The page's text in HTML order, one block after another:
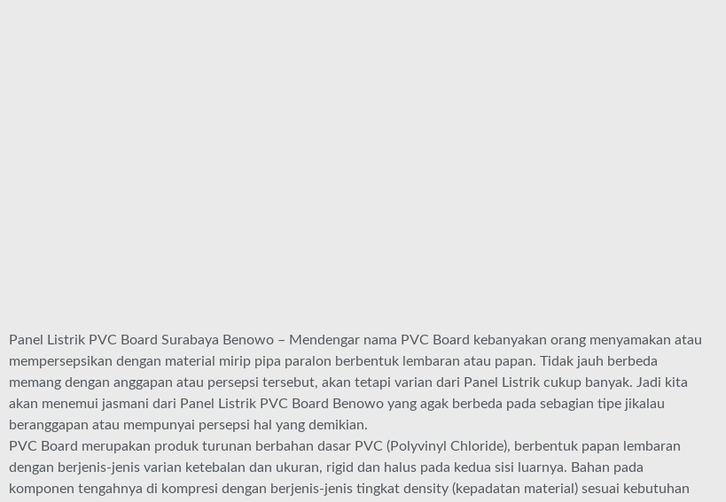
Panel Listrik PVC Board Surabaya Benowo – Mendengar nama PVC Board kebanyakan orang menyamakan atau
mempersepsikan dengan material mirip pipa paralon berbentuk lembaran atau papan. Tidak jauh berbeda
memang dengan anggapan atau persepsi tersebut, akan tetapi varian dari Panel Listrik cukup banyak. Jadi kita
akan menemui jasmani dari Panel Listrik PVC Board Benowo yang agak berbeda pada sebagian tipe jikalau
beranggapan atau mempunyai persepsi hal yang demikian.
PVC Board merupakan produk turunan berbahan dasar PVC (Polyvinyl Chloride), berbentuk papan lembaran
dengan berjenis-jenis varian ketebalan dan ukuran, rigid dan halus pada kedua sisi luarnya. Bahan pada
komponen tengahnya di kompresi dengan berjenis-jenis tingkat density (kepadatan material) sesuai kebutuhan